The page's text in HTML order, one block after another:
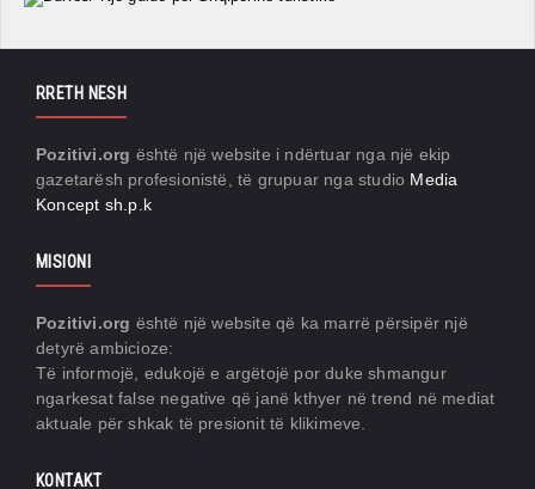
RRETH NESH
Pozitivi.org është një website i ndërtuar nga një ekip
gazetarësh profesionistë, të grupuar nga studio Media
Koncept sh.p.k
MISIONI
Pozitivi.org është një website që ka marrë përsipër një
detyrë ambicioze:
Të informojë, edukojë e argëtojë por duke shmangur
ngarkesat false negative që janë kthyer në trend në mediat
aktuale për shkak të presionit të klikimeve.
KONTAKT